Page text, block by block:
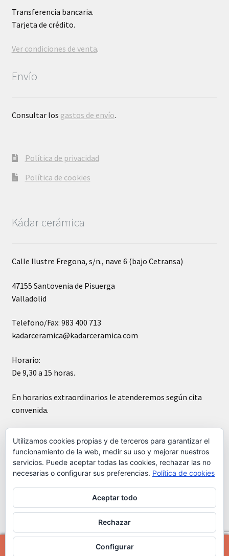
Transferencia bancaria.
Tarjeta de crédito.
Ver condiciones de venta.
Envío
Consultar los gastos de envío.
Política de privacidad
Política de cookies
Kádar cerámica
Calle Ilustre Fregona, s/n., nave 6 (bajo Cetransa)
47155 Santovenia de Pisuerga
Valladolid
Telefono/Fax: 983 400 713
kadarceramica@kadarceramica.com
Horario:
De 9,30 a 15 horas.
En horarios extraordinarios le atenderemos según cita
convenida.
Construido con WooCommerce.
Utilizamos cookies propias y de terceros para garantizar el
funcionamiento de la web, medir su uso y mejorar nuestros
servicios. Puede aceptar todas las cookies, rechazar las no
necesarias o configurar sus preferencias. Política de cookies
Aceptar todo
Rechazar
Configurar